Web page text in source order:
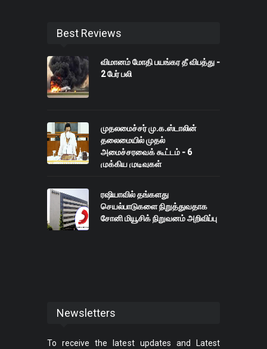
Best Reviews
விமானம் மோதி பயங்கர தீ விபத்து -
2 பேர் பலி
முதலமைச்சர் மு.க.ஸ்டாலின்
தலைமையில் முதல்
அமைச்சரவைக் கூட்டம் - 6
முக்கிய முடிவுகள்
ரஷியாவில் தங்களது
செயல்பாடுகளை நிறுத்துவதாக
சோனி மியூசிக் நிறுவனம் அறிவிப்பு
Newsletters
To receive the latest updates and Latest